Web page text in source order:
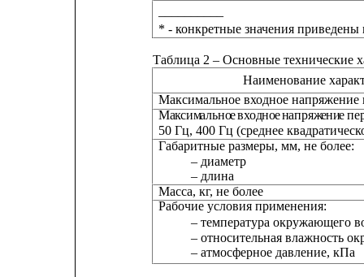
* - конкретные значения приведены
Таблица 2 – Основные технические
Наименование
Максимальное входное напряжение
Максимальноевходноенапряжение
50 Гц, 400 Гц (среднее
Габаритные размеры, мм, не более:
– диаметр
– длина
Масса, кг, не более
Рабочие условия применения:
– температура окружающего
– относительная влажность
– атмосферное давление, кПа